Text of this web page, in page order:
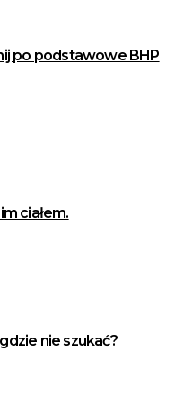
po podstawowe BHP
ciałem.
nie szukać?